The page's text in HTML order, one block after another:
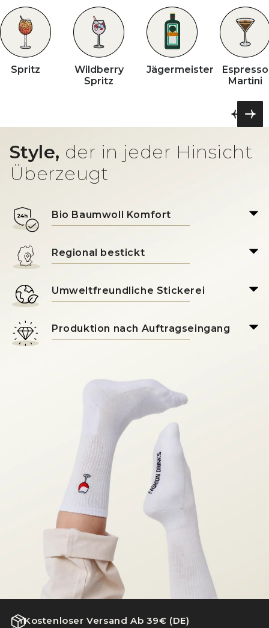
Spritz
Wildberry
Spritz
Jägermeister
Espresso
Martini
Style, der in jeder Hinsicht
Überzeugt
Bio Baumwoll Komfort
Regional bestickt
Umweltfreundliche Stickerei
Produktion nach Auftragseingang
Kostenloser Versand Ab 39€ (DE)